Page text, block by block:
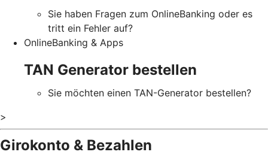
Sie haben Fragen zum OnlineBanking oder es
tritt ein Fehler auf?
OnlineBanking & Apps
TAN Generator bestellen
Sie möchten einen TAN-Generator bestellen?
>
Girokonto & Bezahlen